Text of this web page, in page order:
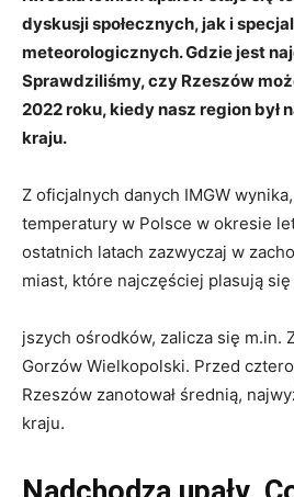
dyskusji społecznych, jak i
meteorologicznych. Gdzie jest
Sprawdziliśmy, czy Rzeszów
2022 roku, kiedy nasz region był
kraju.
Z oficjalnych danych IMGW
temperatury w Polsce w okresie
ostatnich latach zazwyczaj w
miast, które najczęściej plasują
jszych ośrodków, zalicza się m.in.
Gorzów Wielkopolski. Przed
Rzeszów zanotował średnią,
kraju.